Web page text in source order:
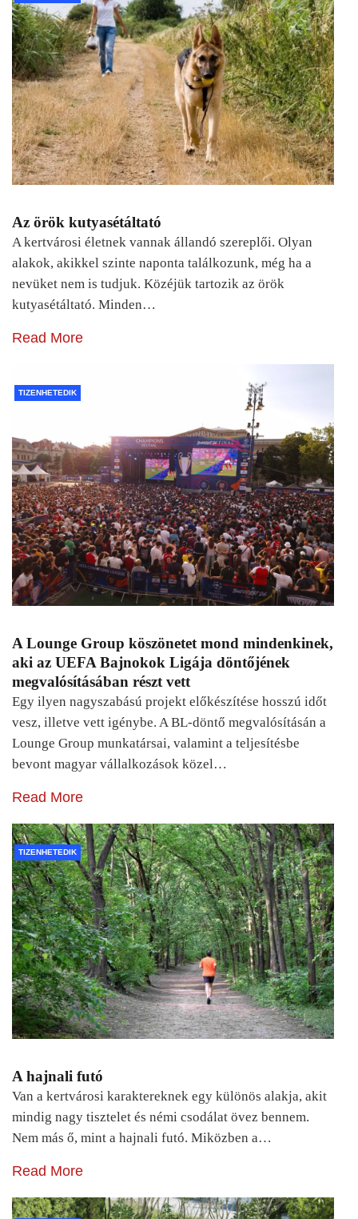
Az örök kutyasétáltató
A kertvárosi életnek vannak állandó szereplői. Olyan
alakok, akikkel szinte naponta találkozunk, még ha a
nevüket nem is tudjuk. Közéjük tartozik az örök
kutyasétáltató. Minden…
Read More
TIZENHETEDIK
A Lounge Group köszönetet mond mindenkinek,
aki az UEFA Bajnokok Ligája döntőjének
megvalósításában részt vett
Egy ilyen nagyszabású projekt előkészítése hosszú időt
vesz, illetve vett igénybe. A BL-döntő megvalósításán a
Lounge Group munkatársai, valamint a teljesítésbe
bevont magyar vállalkozások közel…
Read More
TIZENHETEDIK
A hajnali futó
Van a kertvárosi karaktereknek egy különös alakja, akit
mindig nagy tisztelet és némi csodálat övez bennem.
Nem más ő, mint a hajnali futó. Miközben a…
Read More